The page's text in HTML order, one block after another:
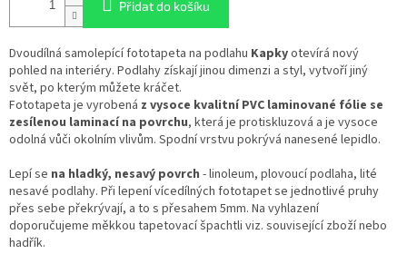
Přidat do košíku
Dvoudílná samolepící fototapeta na podlahu Kapkyotevírá nový
pohled na interiéry. Podlahy získají jinou dimenzi a styl, vytvoří jiný
svět, po kterým můžete kráčet.
Fototapeta je vyrobená z vysoce kvalitní PVC laminované fólie se
zesílenou laminací na povrchu, která je protiskluzová a je vysoce
odolná vůči okolním vlivům. Spodní vrstvu pokrývá nanesené lepidlo.
Lepí se na hladký, nesavý povrch - linoleum, plovoucí podlaha, lité
nesavé podlahy. Při lepení vícedílných fototapet se jednotlivé pruhy
přes sebe překrývají, a to s přesahem 5mm. Na vyhlazení
doporučujeme měkkou tapetovací špachtli viz. související zboží nebo
hadřík.